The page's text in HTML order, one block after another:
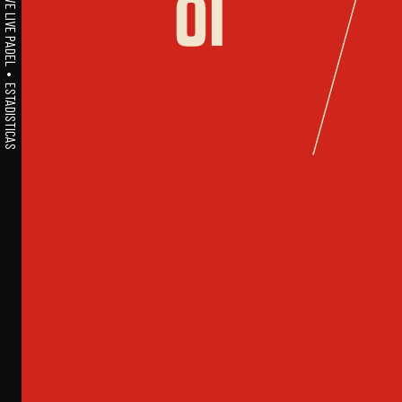
A1PADEL • WE LIVE PADEL • ESTADISTICAS